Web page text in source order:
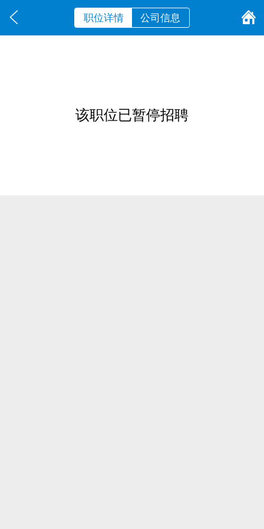
职位详情 公司信息
该职位已暂停招聘